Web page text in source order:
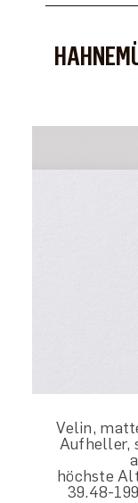
Velin,
Aufheller,
höchste
39.48-